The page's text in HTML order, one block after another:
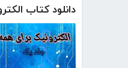
دانلود کتاب